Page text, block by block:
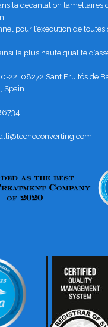
la décantation lamellaires
pour l’execution de toutes
la plus haute qualité
22, 08272 Sant Fruitós de
Spain